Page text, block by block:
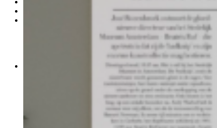
Управление логистики
Розничные продажи